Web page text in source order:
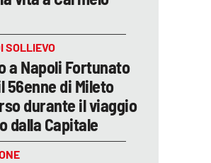
SOLLIEVO
a Napoli Fortunato
56enne di Mileto
durante il viaggio
dalla Capitale